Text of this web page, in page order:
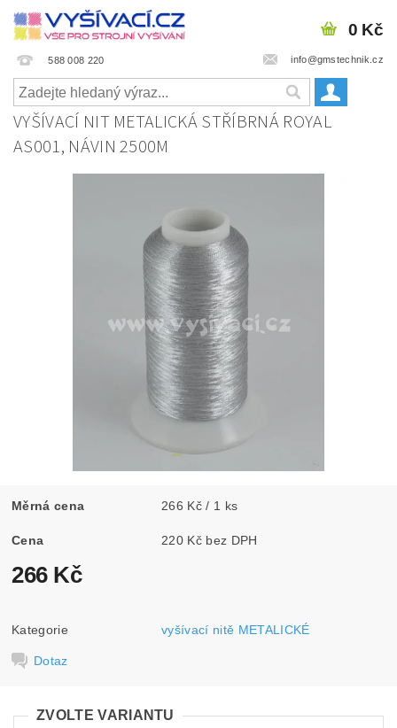
588 008 220 info@gmstechnik.cz
0 Kč
VYŠÍVACÍ NIT METALICKÁ STŘÍBRNÁ ROYAL
AS001, NÁVIN 2500M
Měrná cena 266 Kč / 1 ks
Cena 220 Kč bez DPH
266 Kč
Kategorie vyšívací nitě METALICKÉ
Dotaz
ZVOLTE VARIANTU